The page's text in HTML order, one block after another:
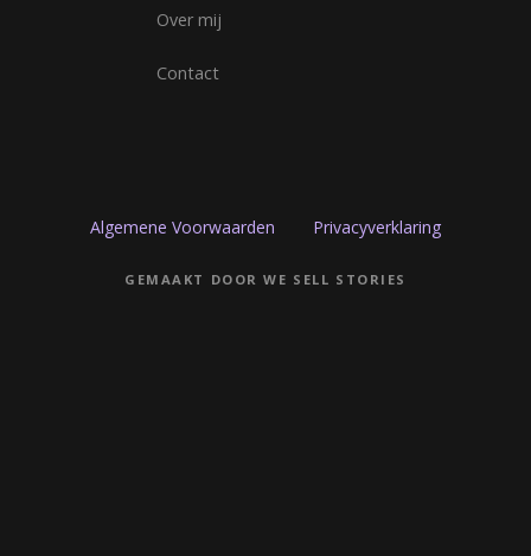
Over mij
Contact
Algemene Voorwaarden Privacyverklaring
GEMAAKT DOOR WE SELL STORIES